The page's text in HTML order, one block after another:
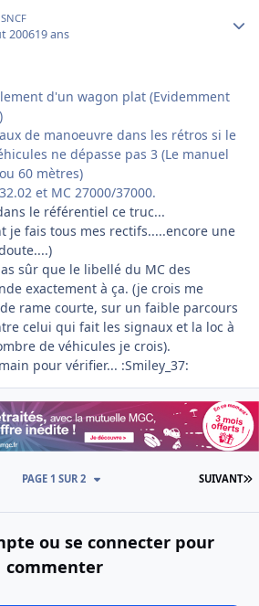
200619 ans
d'un wagon plat (Evidemment
de manoeuvre dans les rétros si le
ne dépasse pas 3 (Le manuel
60 mètres)
et MC 27000/37000.
le référentiel ce truc...
je fais tous mes rectifs.....encore une
sûr que le libellé du MC des
exactement à ça. (je crois me
rame courte, sur un faible parcours
celui qui fait les signaux et la loc à
de véhicules je crois).
pour vérifier... :Smiley_37:
SUIVANT
PAGE 1 SUR 2
ou se connecter pour
commenter